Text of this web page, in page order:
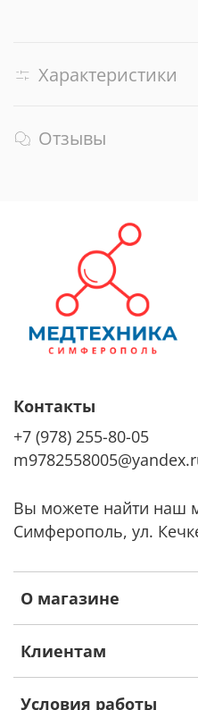
Характеристики
Отзывы
О магазине
Клиентам
Условия работы
Контакты
+7 (978) 255-80-05
Вы можете найти наш
Симферополь, ул.